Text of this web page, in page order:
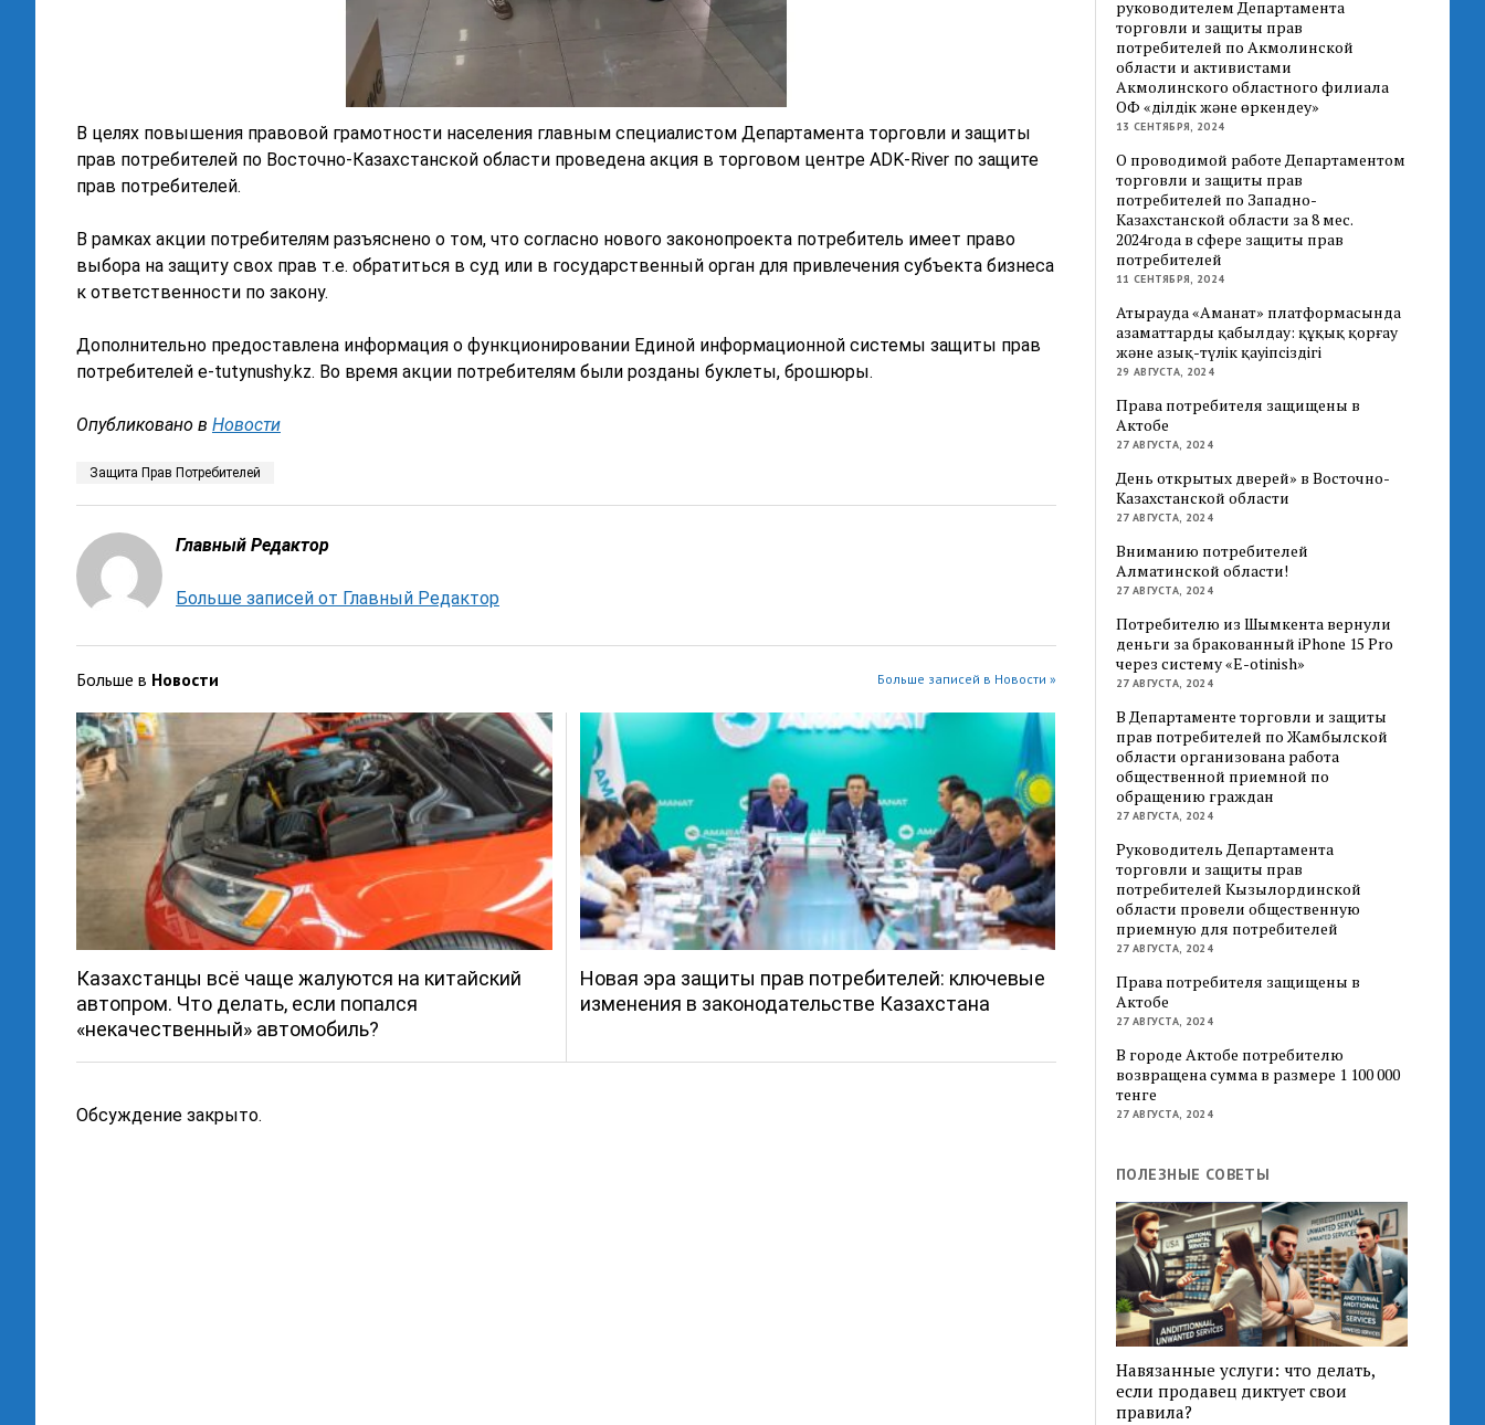
В целях повышения правовой грамотности населения главным специалистом Департамента торговли и защиты
прав потребителей по Восточно-Казахстанской области проведена акция в торговом центре ADK-River по защите
прав потребителей.
В рамках акции потребителям разъяснено о том, что согласно нового законопроекта потребитель имеет право
выбора на защиту свох прав т.е. обратиться в суд или в государственный орган для привлечения субъекта бизнеса
к ответственности по закону.
Дополнительно предоставлена информация о функционировании Единой информационной системы защиты прав
потребителей е-tutynushy.kz. Во время акции потребителям были розданы буклеты, брошюры.
Опубликовано в Новости
Защита Прав Потребителей
Главный Редактор
Больше записей от Главный Редактор
Больше в Новости Больше записей в Новости »
Казахстанцы всё чаще жалуются на китайский
автопром. Что делать, если попался
«некачественный» автомобиль?
Новая эра защиты прав потребителей: ключевые
изменения в законодательстве Казахстана
Обсуждение закрыто.
руководителем Департамента
торговли и защиты прав
потребителей по Акмолинской
области и активистами
Акмолинского областного филиала
ОФ «Әділдік және өркендеу»
13 СЕНТЯБРЯ, 2024
О проводимой работе Департаментом
торговли и защиты прав
потребителей по Западно-
Казахстанской области за 8 мес.
2024года в сфере защиты прав
потребителей
11 СЕНТЯБРЯ, 2024
Атырауда «Аманат» платформасында
азаматтарды қабылдау: құқық қорғау
және азық-түлік қауіпсіздігі
29 АВГУСТА, 2024
Права потребителя защищены в
Актобе
27 АВГУСТА, 2024
День открытых дверей» в Восточно-
Казахстанской области
27 АВГУСТА, 2024
Вниманию потребителей
Алматинской области!
27 АВГУСТА, 2024
Потребителю из Шымкента вернули
деньги за бракованный iPhone 15 Pro
через систему «E-otinish»
27 АВГУСТА, 2024
В Департаменте торговли и защиты
прав потребителей по Жамбылской
области организована работа
общественной приемной по
обращению граждан
27 АВГУСТА, 2024
Руководитель Департамента
торговли и защиты прав
потребителей Кызылординской
области провели общественную
приемную для потребителей
27 АВГУСТА, 2024
Права потребителя защищены в
Актобе
27 АВГУСТА, 2024
В городе Актобе потребителю
возвращена сумма в размере 1 100 000
тенге
27 АВГУСТА, 2024
ПОЛЕЗНЫЕ СОВЕТЫ
Навязанные услуги: что делать,
если продавец диктует свои
правила?